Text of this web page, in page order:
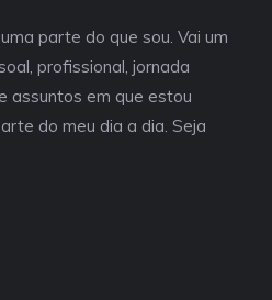
parte do que sou. Vai um
profissional, jornada
assuntos em que estou
do meu dia a dia. Seja